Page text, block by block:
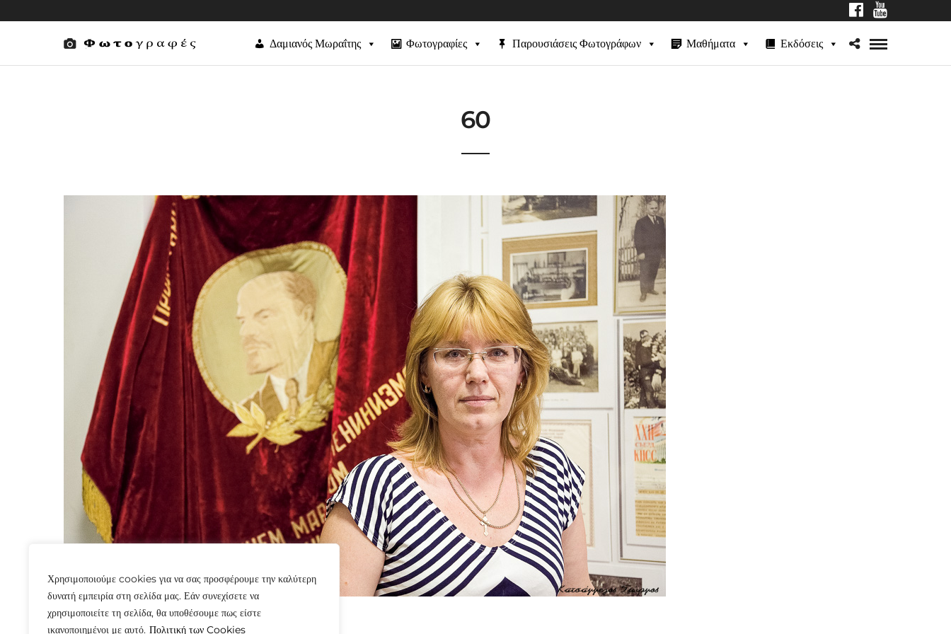
Χρησιμοποιούμε cookies για να σας προσφέρουμε την καλύτερη
δυνατή εμπειρία στη σελίδα μας. Εάν συνεχίσετε να
χρησιμοποιείτε τη σελίδα, θα υποθέσουμε πως είστε
ικανοποιημένοι με αυτό. Πολιτική των Cookies
Δαμιανός Μωραΐτης Φωτογραφίες Παρουσιάσεις Φωτογράφων Μαθήματα Εκδόσεις
60